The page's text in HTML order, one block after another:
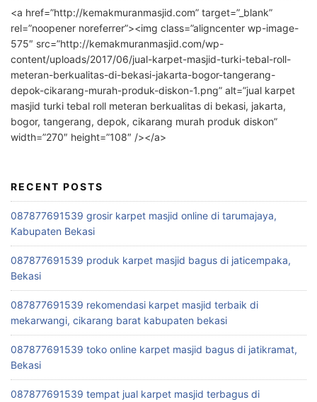
<a href=”http://kemakmuranmasjid.com” target=”_blank”
rel=”noopener noreferrer”><img class=”aligncenter wp-image-
575″ src=”http://kemakmuranmasjid.com/wp-
content/uploads/2017/06/jual-karpet-masjid-turki-tebal-roll-
meteran-berkualitas-di-bekasi-jakarta-bogor-tangerang-
depok-cikarang-murah-produk-diskon-1.png” alt=”jual karpet
masjid turki tebal roll meteran berkualitas di bekasi, jakarta,
bogor, tangerang, depok, cikarang murah produk diskon”
width=”270″ height=”108″ /></a>
RECENT POSTS
087877691539 grosir karpet masjid online di tarumajaya,
Kabupaten Bekasi
087877691539 produk karpet masjid bagus di jaticempaka,
Bekasi
087877691539 rekomendasi karpet masjid terbaik di
mekarwangi, cikarang barat kabupaten bekasi
087877691539 toko online karpet masjid bagus di jatikramat,
Bekasi
087877691539 tempat jual karpet masjid terbagus di